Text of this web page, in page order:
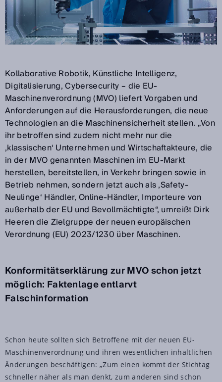
Kollaborative Robotik, Künstliche Intelligenz,
Digitalisierung, Cybersecurity – die EU-
Maschinenverordnung (MVO) liefert Vorgaben und
Anforderungen auf die Herausforderungen, die neue
Technologien an die Maschinensicherheit stellen. „Von
ihr betroffen sind zudem nicht mehr nur die
‚klassischen‘ Unternehmen und Wirtschaftakteure, die
in der MVO genannten Maschinen im EU-Markt
herstellen, bereitstellen, in Verkehr bringen sowie in
Betrieb nehmen, sondern jetzt auch als ‚Safety-
Neulinge‘ Händler, Online-Händler, Importeure von
außerhalb der EU und Bevollmächtigte“, umreißt Dirk
Heeren die Zielgruppe der neuen europäischen
Verordnung (EU) 2023/1230 über Maschinen.
Konformitätserklärung zur MVO schon jetzt
möglich: Faktenlage entlarvt
Falschinformation
Schon heute sollten sich Betroffene mit der neuen EU-
Maschinenverordnung und ihren wesentlichen inhaltlichen
Änderungen beschäftigen: „Zum einen kommt der Stichtag
schneller näher als man denkt, zum anderen sind schon